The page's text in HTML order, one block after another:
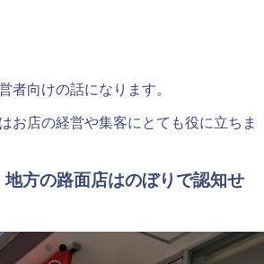
者向けの話になります。
お店の経営や集客にとても役に立ちま
方の路面店はのぼりで認知せ